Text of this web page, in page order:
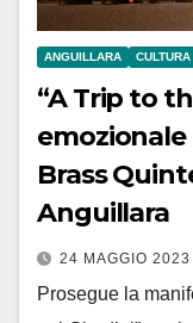
ANGUILLARA CULTURA
“A Trip to
Brass
Anguillara
24 MAGGIO 2023
Prosegue la